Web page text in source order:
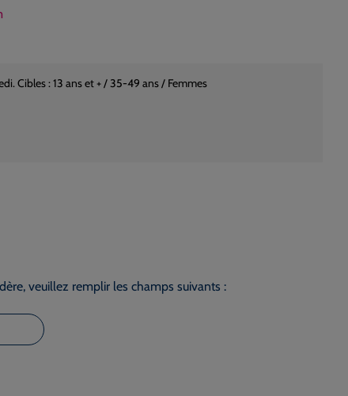
Cibles : 13 ans et + / 35-49 ans / Femmes
veuillez remplir les champs suivants :